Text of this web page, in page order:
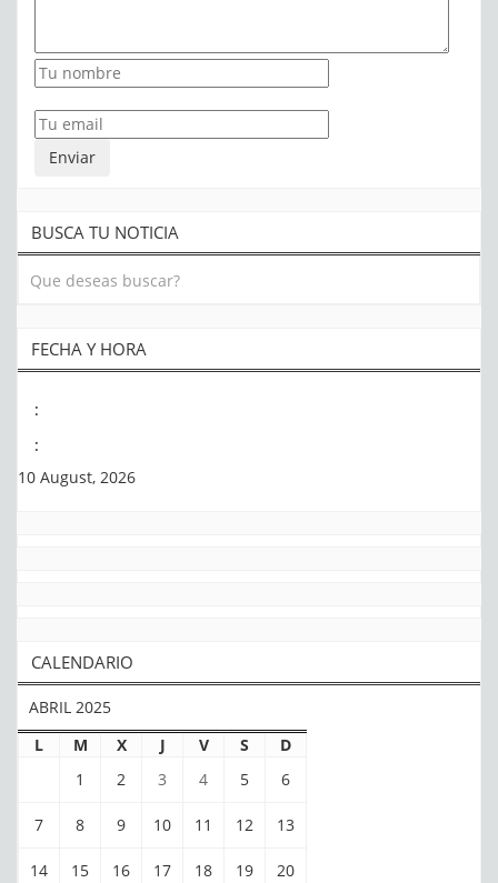
BUSCA TU NOTICIA
FECHA Y HORA
:
:
10 August, 2026
CALENDARIO
ABRIL 2025
L
M X J V S
D
1
2 3 4 5 6
7 8 9 10 11 12 13
14 15 16 17 18 19 20